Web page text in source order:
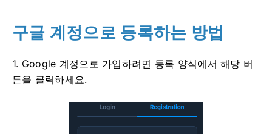
구글 계정으로 등록하는 방법
1. Google 계정으로 가입하려면 등록 양식에서 해당 버
튼을 클릭하세요.